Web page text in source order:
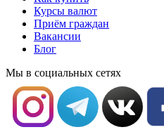
Курсы валют
Приём граждан
Вакансии
Блог
Мы в социальных сетях